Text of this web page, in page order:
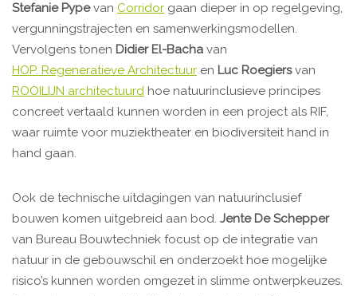
Stefanie Pypevan Corridor gaan dieper in op regelgeving,
vergunningstrajecten en samenwerkingsmodellen.
Vervolgens tonen Didier El-Bacha van
HOP. Regeneratieve Architectuur en Luc Roegiersvan
ROOILIJN architectuurd hoe natuurinclusieve principes
concreet vertaald kunnen worden in een project als RIF,
waar ruimte voor muziektheater en biodiversiteit hand in
hand gaan.
Ook de technische uitdagingen van natuurinclusief
bouwen komen uitgebreid aan bod. Jente De Schepper
van Bureau Bouwtechniek focust op de integratie van
natuur in de gebouwschil en onderzoekt hoe mogelijke
risico’s kunnen worden omgezet in slimme ontwerpkeuzes.